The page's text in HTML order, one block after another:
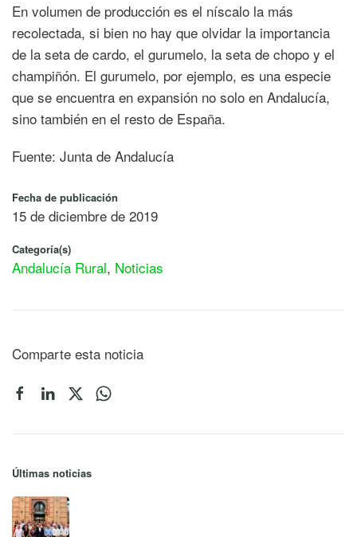
En volumen de producción es el níscalo la más
recolectada, si bien no hay que olvidar la importancia
de la seta de cardo, el gurumelo, la seta de chopo y el
champiñón. El gurumelo, por ejemplo, es una especie
que se encuentra en expansión no solo en Andalucía,
sino también en el resto de España.
Fuente: Junta de Andalucía
Fecha de publicación
15 de diciembre de 2019
Categoría(s)
Andalucía Rural, Noticias
Comparte esta noticia
Últimas noticias